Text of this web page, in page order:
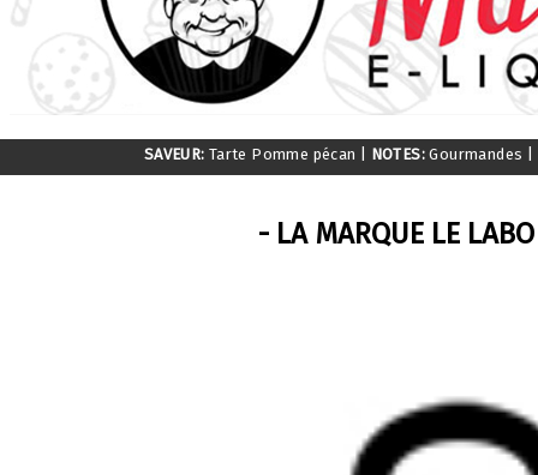
SAVEUR: Tarte Pomme pécan NOTES: Gourmandes
- LA MARQUE LE